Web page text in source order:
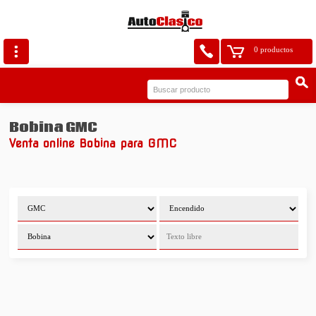
0 productos
Bobina GMC
Venta online Bobina para GMC